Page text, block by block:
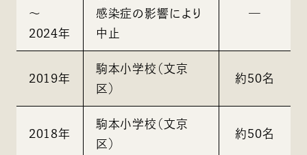
～
2024年
感染症の影響により
中止
―
2019年
駒本小学校（文京
区）
約50名
2018年
駒本小学校（文京
区）
約50名